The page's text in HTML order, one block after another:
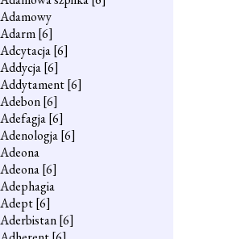
Adamowy
Adarm[6]
Adcytacja[6]
Addycja[6]
Addytament[6]
Adebon[6]
Adefagja[6]
Adenologja[6]
Adeona
Adeona[6]
Adephagia
Adept[6]
Aderbistan[6]